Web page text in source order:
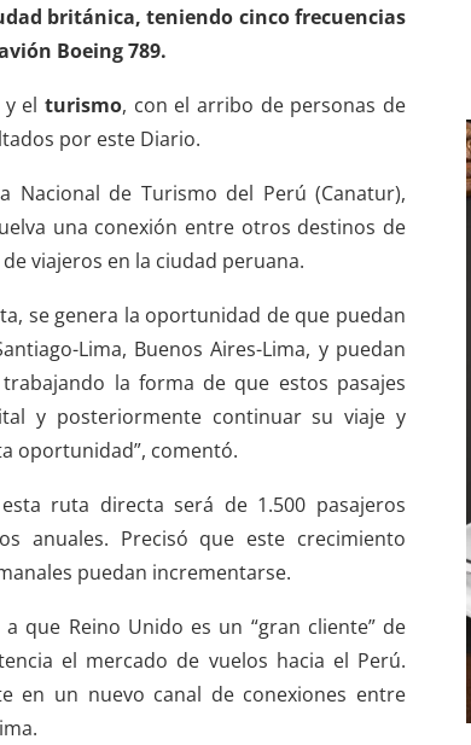
británica, teniendo cinco frecuencias
Boeing 789.
el turismo, con el arribo de personas de
por este Diario.
Nacional de Turismo del Perú (Canatur),
una conexión entre otros destinos de
viajeros en la ciudad peruana.
se genera la oportunidad de que puedan
Lima, Buenos Aires-Lima, y puedan
la forma de que estos pasajes
y posteriormente continuar su viaje y
oportunidad”, comentó.
ruta directa será de 1.500 pasajeros
anuales. Precisó que este crecimiento
puedan incrementarse.
que Reino Unido es un “gran cliente” de
el mercado de vuelos hacia el Perú.
en un nuevo canal de conexiones entre